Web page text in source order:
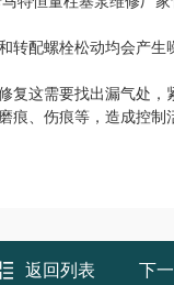
配螺栓松动均会产
这需要找出漏气处
痕、伤痕等，造成控制
返回列表 下一